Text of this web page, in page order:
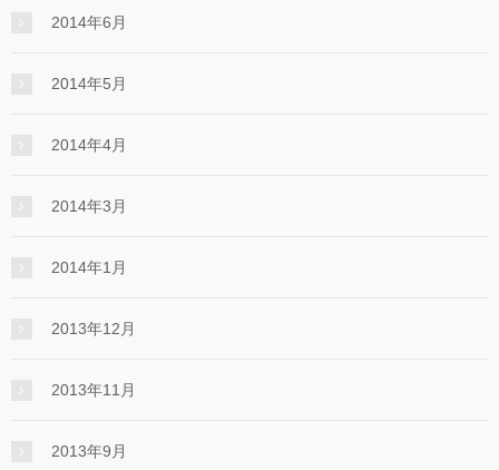
2014年6月
2014年5月
2014年4月
2014年3月
2014年1月
2013年12月
2013年11月
2013年9月